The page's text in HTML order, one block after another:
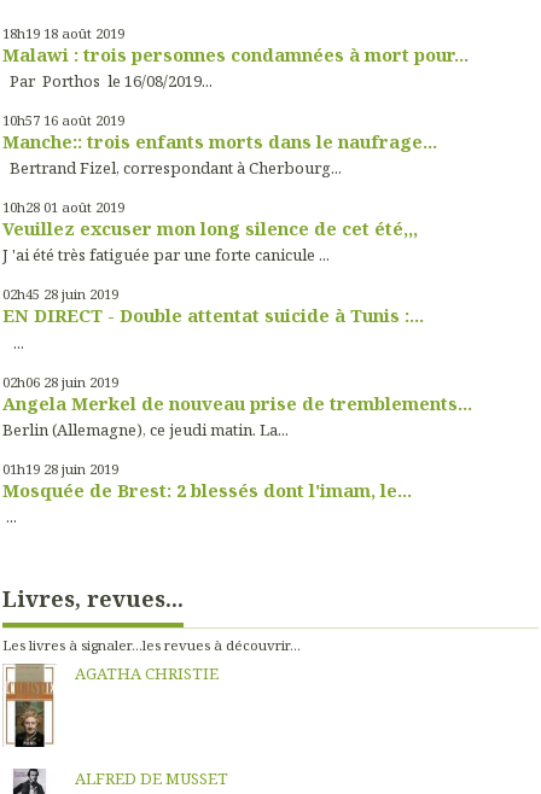
18h19 18 août 2019
Malawi : trois personnes condamnées à mort pour...
Par Porthos le 16/08/2019...
10h57 16 août 2019
Manche:: trois enfants morts dans le naufrage...
Bertrand Fizel, correspondant à Cherbourg...
10h28 01 août 2019
Veuillez excuser mon long silence de cet été,,,
J 'ai été très fatiguée par une forte canicule ...
02h45 28 juin 2019
EN DIRECT - Double attentat suicide à Tunis :...
...
02h06 28 juin 2019
Angela Merkel de nouveau prise de tremblements...
Berlin (Allemagne), ce jeudi matin. La...
01h19 28 juin 2019
Mosquée de Brest: 2 blessés dont l'imam, le...
...
Livres, revues...
Les livres à signaler...les revues à découvrir...
AGATHA CHRISTIE
ALFRED DE MUSSET